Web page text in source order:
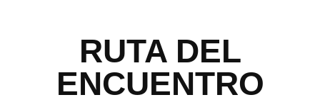
RUTA DEL
ENCUENTRO